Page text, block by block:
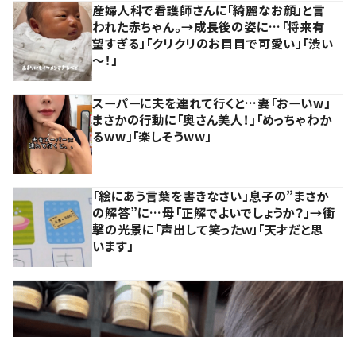
産婦人科で看護師さんに「綺麗なお顔」と言
われた赤ちゃん。→成長後の姿に…「将来有
望すぎる」「クリクリのお目目で可愛い」「渋い
～！」
スーパーに夫を連れて行くと…妻「おーいw」
まさかの行動に「奥さん美人！」「めっちゃわか
るww」「楽しそうww」
「絵にあう言葉を書きなさい」息子の”まさか
の解答”に…母「正解でよいでしょうか？」→衝
撃の光景に「声出して笑ったｗ」「天才だと思
います」